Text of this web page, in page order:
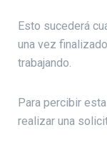
Esto sucederá
una vez
trabajando.
Para percibir
realizar una